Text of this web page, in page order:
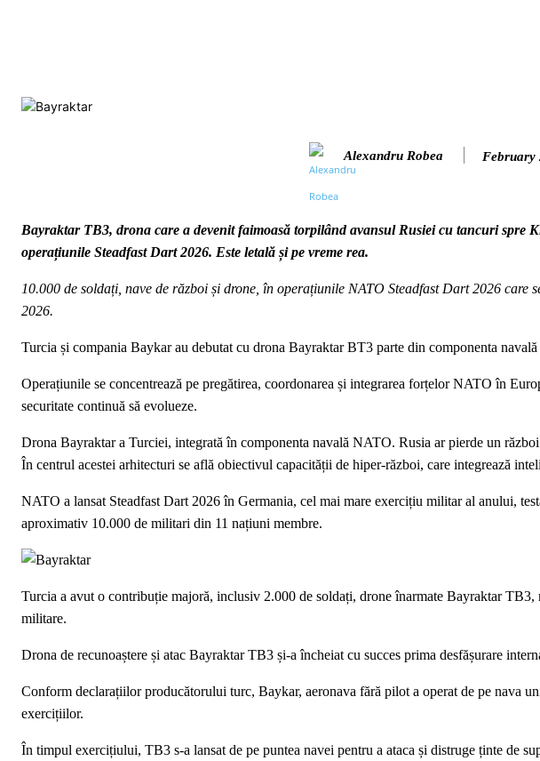
Alexandru Robea February
Bayraktar TB3, drona care a devenit faimoasă torpilând avansul Rusiei cu tancuri spre
operațiunile Steadfast Dart 2026. Este letală și pe vreme rea.
10.000 de soldați, nave de război și drone, în operațiunile NATO Steadfast Dart 2026
2026.
Turcia și compania Baykar au debutat cu drona Bayraktar BT3 parte din componenta
Operațiunile se concentrează pe pregătirea, coordonarea și integrarea forțelor NATO în
securitate continuă să evolueze.
Drona Bayraktar a Turciei, integrată în componenta navală NATO. Rusia ar pierde un
În centrul acestei arhitecturi se află obiectivul capacității de hiper-război, care integrează
NATO a lansat Steadfast Dart 2026 în Germania, cel mai mare exercițiu militar al anului,
aproximativ 10.000 de militari din 11 națiuni membre.
Turcia a avut o contribuție majoră, inclusiv 2.000 de soldați, drone înarmate Bayraktar
militare.
Drona de recunoaștere și atac Bayraktar TB3 și-a încheiat cu succes prima desfășurare
Conform declarațiilor producătorului turc, Baykar, aeronava fără pilot a operat de pe nava
exercițiilor.
În timpul exercițiului, TB3 s-a lansat de pe puntea navei pentru a ataca și distruge ținte de